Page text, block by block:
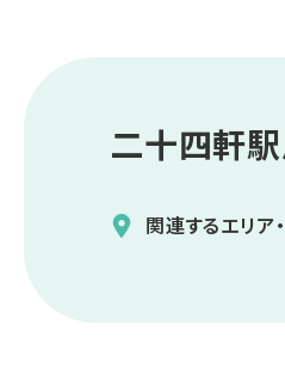
二十四軒駅
関連するエリア